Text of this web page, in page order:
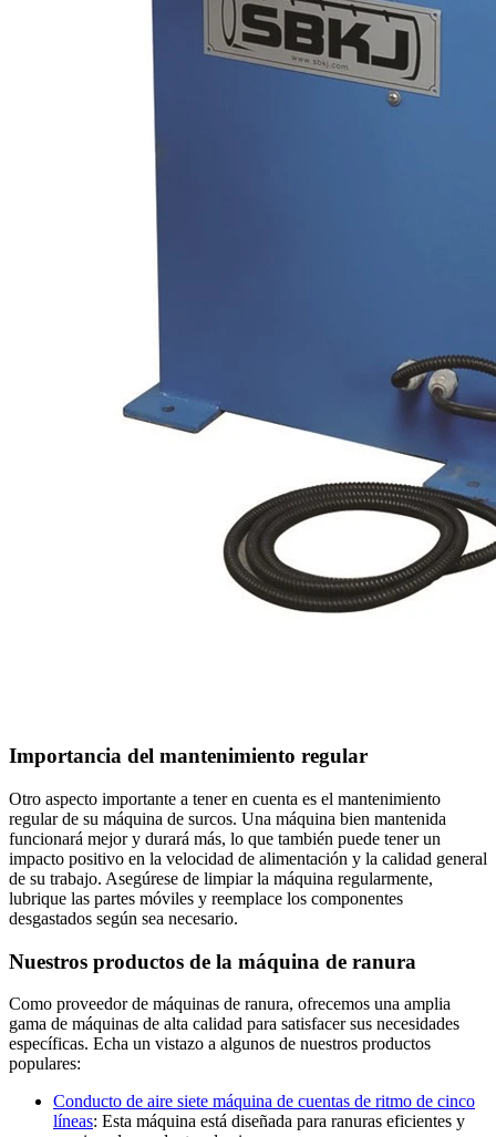
Importancia del mantenimiento regular
Otro aspecto importante a tener en cuenta es el mantenimiento
regular de su máquina de surcos. Una máquina bien mantenida
funcionará mejor y durará más, lo que también puede tener un
impacto positivo en la velocidad de alimentación y la calidad general
de su trabajo. Asegúrese de limpiar la máquina regularmente,
lubrique las partes móviles y reemplace los componentes
desgastados según sea necesario.
Nuestros productos de la máquina de ranura
Como proveedor de máquinas de ranura, ofrecemos una amplia
gama de máquinas de alta calidad para satisfacer sus necesidades
específicas. Echa un vistazo a algunos de nuestros productos
populares:
Conducto de aire siete máquina de cuentas de ritmo de cinco
líneas: Esta máquina está diseñada para ranuras eficientes y